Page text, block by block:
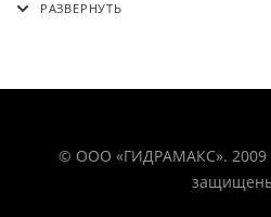
© ООО «ГИДРАМАКС». 2009